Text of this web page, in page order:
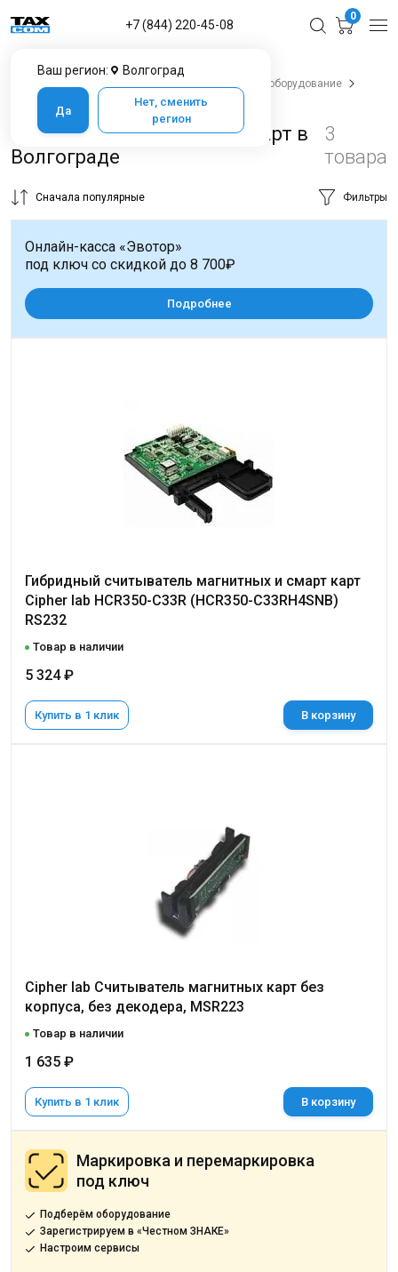
Ваш регион: Волгоград
Да
Нет, сменить
регион
+7 (844) 220-45-08
0
POS-оборудование
Считыватели магнитных карт
Считыватели магнитных карт в
Волгограде
3
товара
Сначала популярные Фильтры
Гибридный считыватель магнитных и смарт карт
Cipher lab HCR350-C33R (HCR350-C33RH4SNB)
RS232
Товар в наличии
5 324 ₽
Купить в 1 клик В корзину
Cipher lab Считыватель магнитных карт без
корпуса, без декодера, MSR223
Товар в наличии
1 635 ₽
Купить в 1 клик В корзину
Онлайн-касса «Эвотор»
под ключ со скидкой до 8 700₽
Подробнее
Маркировка и перемаркировка
под ключ
Подберём оборудование
Зарегистрируем в «Честном ЗНАКЕ»
Настроим сервисы